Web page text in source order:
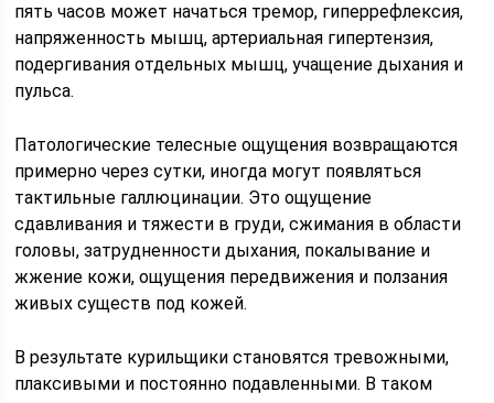
пять часов может начаться тремор, гиперрефлексия,
напряженность мышц, артериальная гипертензия,
подергивания отдельных мышц, учащение дыхания и
пульса.
Патологические телесные ощущения возвращаются
примерно через сутки, иногда могут появляться
тактильные галлюцинации. Это ощущение
сдавливания и тяжести в груди, сжимания в области
головы, затрудненности дыхания, покалывание и
жжение кожи, ощущения передвижения и ползания
живых существ под кожей.
В результате курильщики становятся тревожными,
плаксивыми и постоянно подавленными. В таком